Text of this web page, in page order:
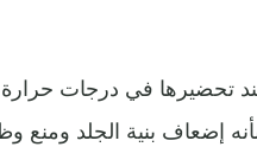
تحضيرها في درجات حرارة
إضعاف بنية الجلد ومنع